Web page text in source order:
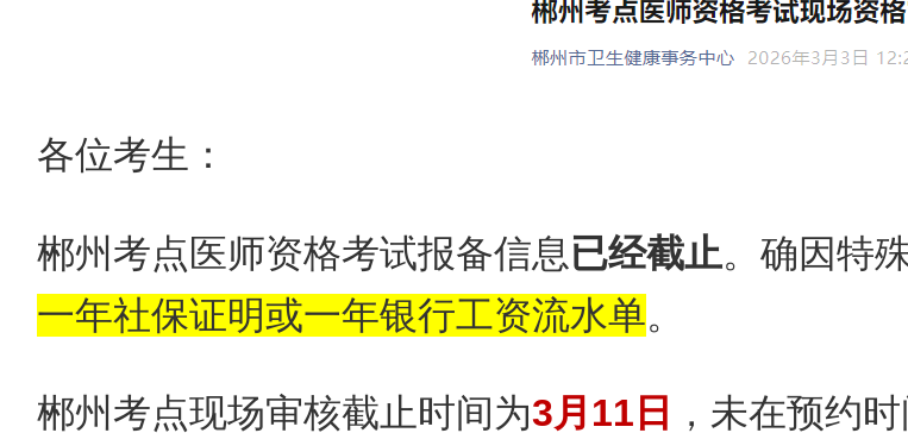
各位考生：
郴州考点医师资格考试报备信息已经截止。确因特
一年社保证明或一年银行工资流水单。
郴州考点现场审核截止时间为3月11日 ，未在预约